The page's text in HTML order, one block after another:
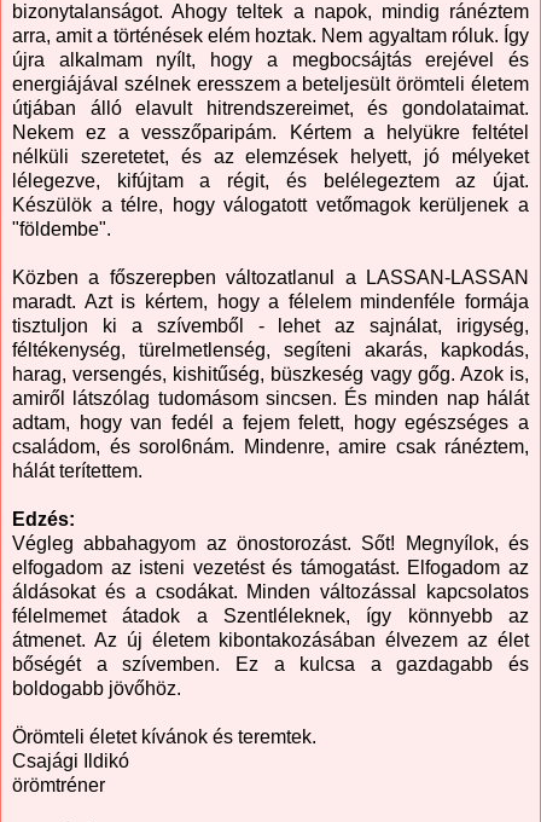
bizonytalanságot. Ahogy teltek a napok, mindig ránéztem
arra, amit a történések elém hoztak. Nem agyaltam róluk. Így
újra alkalmam nyílt, hogy a megbocsájtás erejével és
energiájával szélnek eresszem a beteljesült örömteli életem
útjában álló elavult hitrendszereimet, és gondolataimat.
Nekem ez a vesszőparipám. Kértem a helyükre feltétel
nélküli szeretetet, és az elemzések helyett, jó mélyeket
lélegezve, kifújtam a régit, és belélegeztem az újat.
Készülök a télre, hogy válogatott vetőmagok kerüljenek a
"földembe".
Közben a főszerepben változatlanul a LASSAN-LASSAN
maradt. Azt is kértem, hogy a félelem mindenféle formája
tisztuljon ki a szívemből - lehet az sajnálat, irigység,
féltékenység, türelmetlenség, segíteni akarás, kapkodás,
harag, versengés, kishitűség, büszkeség vagy gőg. Azok is,
amiről látszólag tudomásom sincsen. És minden nap hálát
adtam, hogy van fedél a fejem felett, hogy egészséges a
családom, és sorol6nám. Mindenre, amire csak ránéztem,
hálát terítettem.
Edzés:
Végleg abbahagyom az önostorozást. Sőt! Megnyílok, és
elfogadom az isteni vezetést és támogatást. Elfogadom az
áldásokat és a csodákat. Minden változással kapcsolatos
félelmemet átadok a Szentléleknek, így könnyebb az
átmenet. Az új életem kibontakozásában élvezem az élet
bőségét a szívemben. Ez a kulcsa a gazdagabb és
boldogabb jövőhöz.
Örömteli életet kívánok és teremtek.
Csajági Ildikó
örömtréner